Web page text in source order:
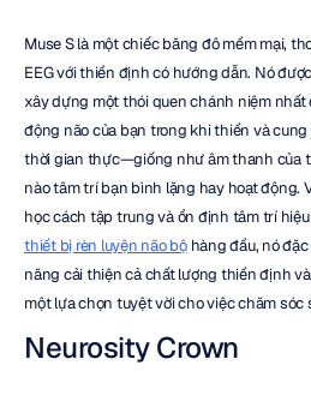
Muse S là một chiếc băng đô mềm mại,
EEG với thiền định có hướng dẫn. Nó
xây dựng một thói quen chánh niệm nhất
động não của bạn trong khi thiền và
thời gian thực—giống như âm thanh của
nào tâm trí bạn bình lặng hay hoạt động.
thiết bị rèn luyện não bộ hàng đầu, nó
năng cải thiện cả chất lượng thiền định
một lựa chọn tuyệt vời cho việc chăm sóc
Neurosity Crown